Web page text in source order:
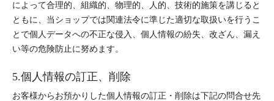
によって合理的、組織的、物理的、人的、技術的施策を講じると
ともに、当ショップでは関連法令に準じた適切な取扱いを行うこ
とで個人データへの不正な侵入、個人情報の紛失、改ざん、漏え
い等の危険防止に努めます。
5.個人情報の訂正、削除
お客様からお預かりした個人情報の訂正・削除は下記の問合せ先